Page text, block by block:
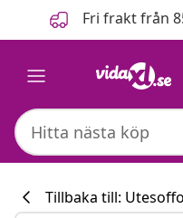
FöregåendeFri frakt från
Tillbaka till: